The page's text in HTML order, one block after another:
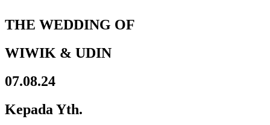
THE WEDDING OF
WIWIK & UDIN
07.08.24
Kepada Yth.